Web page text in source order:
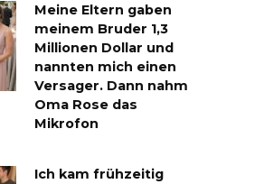
Meine Eltern gaben
meinem Bruder 1,3
Millionen Dollar und
nannten mich einen
Versager. Dann nahm
Oma Rose das
Mikrofon
Ich kam frühzeitig